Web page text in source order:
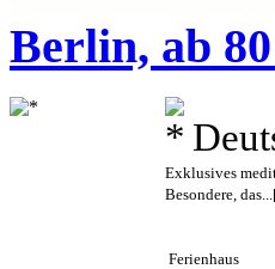
Berlin, ab
Exklusives
Besondere, das...
Ferienhaus